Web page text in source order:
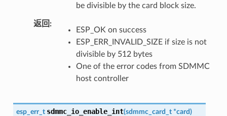
be divisible by the card block size.
返回
ESP_OK on success
ESP_ERR_INVALID_SIZE if size is not
divisible by 512 bytes
One of the error codes from SDMMC
host controller
esp_err_t sdmmc_io_enable_int(sdmmc_card_t *card)